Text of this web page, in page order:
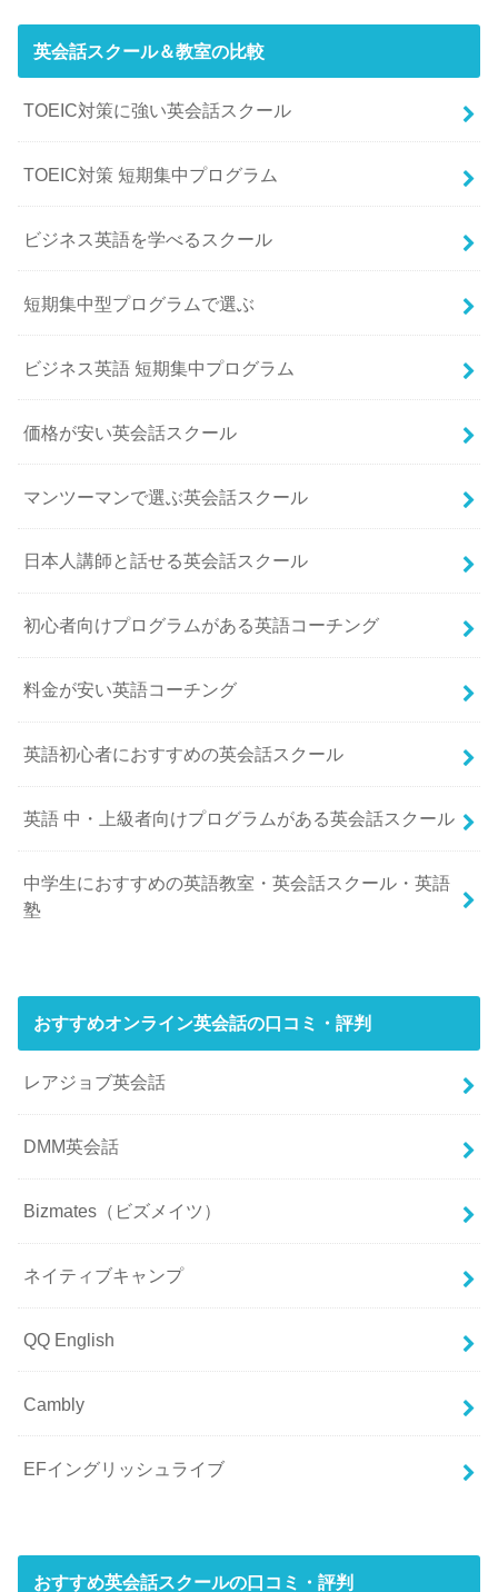
英会話スクール＆教室の比較
TOEIC対策に強い英会話スクール
TOEIC対策 短期集中プログラム
ビジネス英語を学べるスクール
短期集中型プログラムで選ぶ
ビジネス英語 短期集中プログラム
価格が安い英会話スクール
マンツーマンで選ぶ英会話スクール
日本人講師と話せる英会話スクール
初心者向けプログラムがある英語コーチング
料金が安い英語コーチング
英語初心者におすすめの英会話スクール
英語 中・上級者向けプログラムがある英会話スクール
中学生におすすめの英語教室・英会話スクール・英語
塾
おすすめオンライン英会話の口コミ・評判
レアジョブ英会話
DMM英会話
Bizmates（ビズメイツ）
ネイティブキャンプ
QQ English
Cambly
EFイングリッシュライブ
おすすめ英会話スクールの口コミ・評判